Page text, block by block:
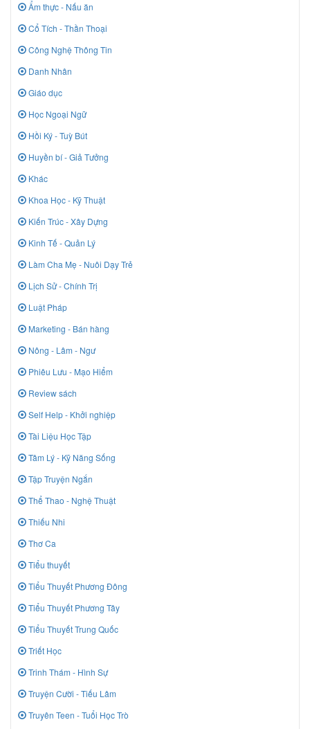
Ẩm thực - Nấu ăn
Cổ Tích - Thần Thoại
Công Nghệ Thông Tin
Danh Nhân
Giáo dục
Học Ngoại Ngữ
Hồi Ký - Tuỳ Bút
Huyền bí - Giả Tưởng
Khác
Khoa Học - Kỹ Thuật
Kiến Trúc - Xây Dựng
Kinh Tế - Quản Lý
Làm Cha Mẹ - Nuôi Dạy Trẻ
Lịch Sử - Chính Trị
Luật Pháp
Marketing - Bán hàng
Nông - Lâm - Ngư
Phiêu Lưu - Mạo Hiểm
Review sách
Self Help - Khởi nghiệp
Tài Liệu Học Tập
Tâm Lý - Kỹ Năng Sống
Tập Truyện Ngắn
Thể Thao - Nghệ Thuật
Thiếu Nhi
Thơ Ca
Tiểu thuyết
Tiểu Thuyết Phương Đông
Tiểu Thuyết Phương Tây
Tiểu Thuyết Trung Quốc
Triết Học
Trinh Thám - Hình Sự
Truyện Cười - Tiếu Lâm
Truyên Teen - Tuổi Học Trò